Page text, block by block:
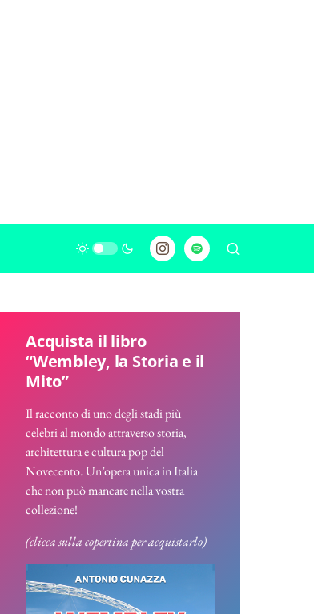
Acquista il libro
“Wembley, la Storia e il
Mito”
Il racconto di uno degli stadi più
celebri al mondo attraverso storia,
architettura e cultura pop del
Novecento. Un’opera unica in Italia
che non può mancare nella vostra
collezione!
(clicca sulla copertina per acquistarlo)